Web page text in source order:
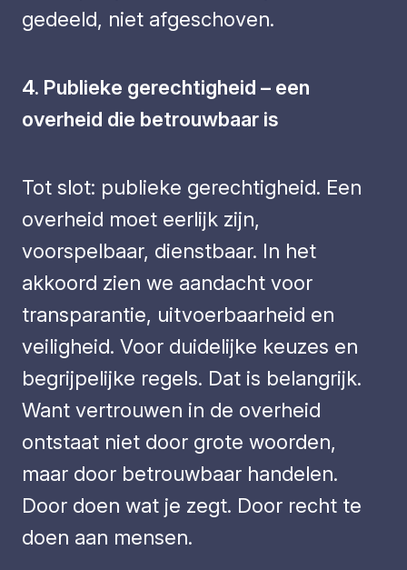
gedeeld, niet afgeschoven.
4. Publieke gerechtigheid – een
overheid die betrouwbaar is
Tot slot: publieke gerechtigheid. Een
overheid moet eerlijk zijn,
voorspelbaar, dienstbaar. In het
akkoord zien we aandacht voor
transparantie, uitvoerbaarheid en
veiligheid. Voor duidelijke keuzes en
begrijpelijke regels. Dat is belangrijk.
Want vertrouwen in de overheid
ontstaat niet door grote woorden,
maar door betrouwbaar handelen.
Door doen wat je zegt. Door recht te
doen aan mensen.